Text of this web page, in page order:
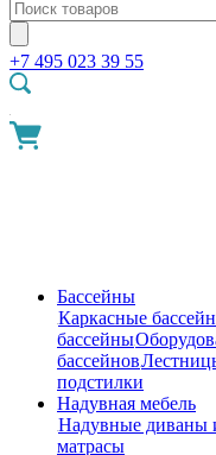
+7 495 023 39 55
Бассейны
Каркасные
бассейны
бассейнов
подстилки
Надувная мебель
Надувные диваны
матрасы